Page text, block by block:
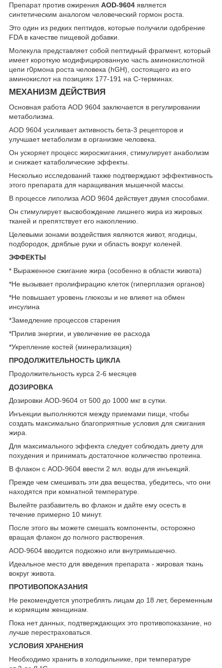
Препарат против ожирения AOD-9604 является
синтетическим аналогом человеческий гормон роста.
Это один из редких пептидов, которые получили одобрение
FDA в качестве пищевой добавки.
Молекула представляет собой пептидный фрагмент, который
имеет короткую модифицированную часть аминокислотной
цепи г0рмона роста человека (hGH), состоящего из его
аминокислот на позициях 177-191 на C-терминах.
МЕХАНИЗМ ДЕЙСТВИЯ
Основная работа AOD 9604 заключается в регулировании
метаболизма.
AOD 9604 усиливает активность бета-3 рецепторов и
улучшает метаболизм в организме человека.
Он ускоряет процесс жиросжигания, стимулирует анаболизм
и снижает катаболические эффекты.
Несколько исследований также подтверждают эффективность
этого препарата для наращивания мышечной массы.
В процессе липолиза AOD 9604 действует двумя способами.
Он стимулирует высвобождение лишнего жира из жировых
тканей и препятствует его накоплению.
Целевыми зонами воздействия являются живот, ягодицы,
подбородок, дряблые руки и область вокруг коленей.
ЭФФЕКТЫ
* Выраженное сжигание жира (особенно в области живота)
*Не вызывает пролифирацию клеток (гиперплазия органов)
*Не повышает уровень глюкозы и не влияет на обмен
инсулина
*Замедление процессов старения
*Прилив энергии, и увеличение ее расхода
*Укрепление костей (минерализация)
ПРОДОЛЖИТЕЛЬНОСТЬ ЦИКЛА
Продолжительность курса 2-6 месяцев
ДОЗИРОВКА
Дозировки AOD-9604 от 500 до 1000 мкг в сутки.
Инъекции выполняются между приемами пищи, чтобы
создать максимально благоприятные условия для сжигания
жира.
Для максимального эффекта следует соблюдать диету для
похудения и принимать достаточное количество протеина.
В флакон с AOD-9604 ввести 2 мл. воды для инъекций.
Прежде чем смешивать эти два вещества, убедитесь, что они
находятся при комнатной температуре.
Вылейте разбавитель во флакон и дайте ему осесть в
течение примерно 10 минут.
После этого вы можете смешать компоненты, осторожно
вращая флакон до полного растворения.
AOD-9604 вводится подкожно или внутримышечно.
Идеальное место для введения препарата - жировая ткань
вокруг живота.
ПРОТИВОПОКАЗАНИЯ
Не рекомендуется употреблять лицам до 18 лет, беременным
и кормящим женщинам.
Пока нет данных, подтверждающих это противопоказание, но
лучше перестраховаться.
УСЛОВИЯ ХРАНЕНИЯ
Необходимо хранить в холодильнике, при температуре